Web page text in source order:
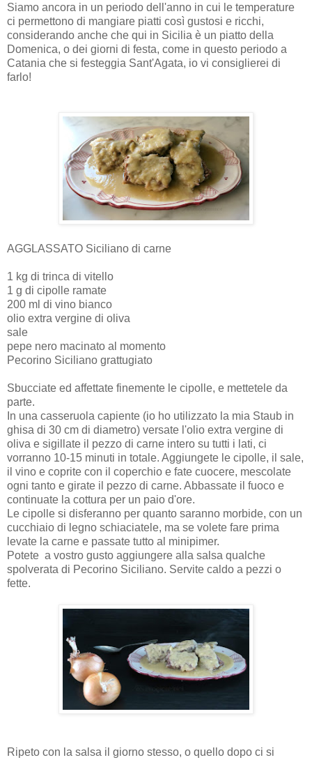
Siamo ancora in un periodo dell'anno in cui le temperature
ci permettono di mangiare piatti così gustosi e ricchi,
considerando anche che qui in Sicilia è un piatto della
Domenica, o dei giorni di festa, come in questo periodo a
Catania che si festeggia Sant'Agata, io vi consiglierei di
farlo!
AGGLASSATO Siciliano di carne
1 kg di trinca di vitello
1 g di cipolle ramate
200 ml di vino bianco
olio extra vergine di oliva
sale
pepe nero macinato al momento
Pecorino Siciliano grattugiato
Sbucciate ed affettate finemente le cipolle, e mettetele da
parte.
In una casseruola capiente (io ho utilizzato la mia Staub in
ghisa di 30 cm di diametro) versate l'olio extra vergine di
oliva e sigillate il pezzo di carne intero su tutti i lati, ci
vorranno 10-15 minuti in totale. Aggiungete le cipolle, il sale,
il vino e coprite con il coperchio e fate cuocere, mescolate
ogni tanto e girate il pezzo di carne. Abbassate il fuoco e
continuate la cottura per un paio d'ore.
Le cipolle si disferanno per quanto saranno morbide, con un
cucchiaio di legno schiaciatele, ma se volete fare prima
levate la carne e passate tutto al minipimer.
Potete a vostro gusto aggiungere alla salsa qualche
spolverata di Pecorino Siciliano. Servite caldo a pezzi o
fette.
Ripeto con la salsa il giorno stesso, o quello dopo ci si